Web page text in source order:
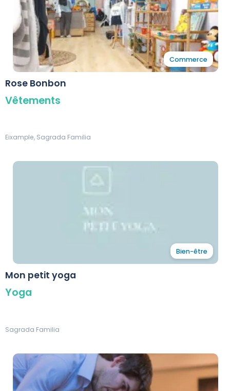
Commerce
Rose Bonbon
Vêtements
Eixample, Sagrada Familia
Bien-être
Mon petit yoga
Yoga
Sagrada Familia